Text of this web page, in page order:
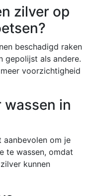
zilver op
beschadigd raken
gepolijst als andere.
voorzichtigheid
wassen in
aanbevolen om je
te wassen, omdat
kunnen